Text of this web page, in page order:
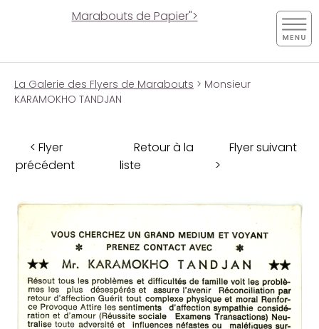
Marabouts de Papier">
La Galerie des Flyers de Marabouts > Monsieur
KARAMOKHO TANDJAN
< Flyer
précédent
Retour à la
liste
Flyer suivant
>